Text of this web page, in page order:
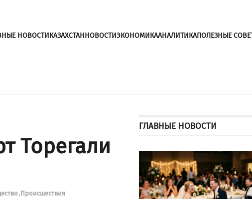
НОВОСТИКАЗАХСТАННОВОСТИЭКОНОМИКААНАЛИТИКАПОЛЕЗНЫЕ
Торегали
Происшествия
ГЛАВНЫЕ НОВОСТИ